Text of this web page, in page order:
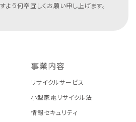
よう何卒宜しくお願い申し上げます。
事業内容
リサイクルサービス
小型家電リサイクル法
情報セキュリティ